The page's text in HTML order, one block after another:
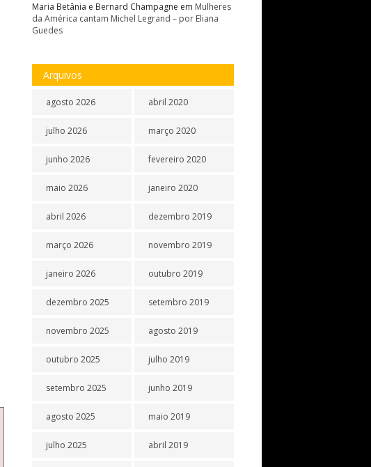
Maria Betânia e Bernard Champagne em Mulheres
da América cantam Michel Legrand – por Eliana
Guedes
Arquivos
agosto 2026
julho 2026
junho 2026
maio 2026
abril 2026
março 2026
janeiro 2026
dezembro 2025
novembro 2025
outubro 2025
setembro 2025
agosto 2025
julho 2025
abril 2020
março 2020
fevereiro 2020
janeiro 2020
dezembro 2019
novembro 2019
outubro 2019
setembro 2019
agosto 2019
julho 2019
junho 2019
maio 2019
abril 2019